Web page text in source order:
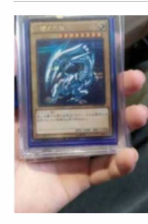
玩家。（圖／達志
遊戲已經被金氏世
卡片遊戲」，累計至
驚人，高橋和希光靠
王卡」售價也屢創紀
寶。中國大陸去年6
眼白龍」卡片，喊
萬），破紀錄天價
是一張「純金紀念